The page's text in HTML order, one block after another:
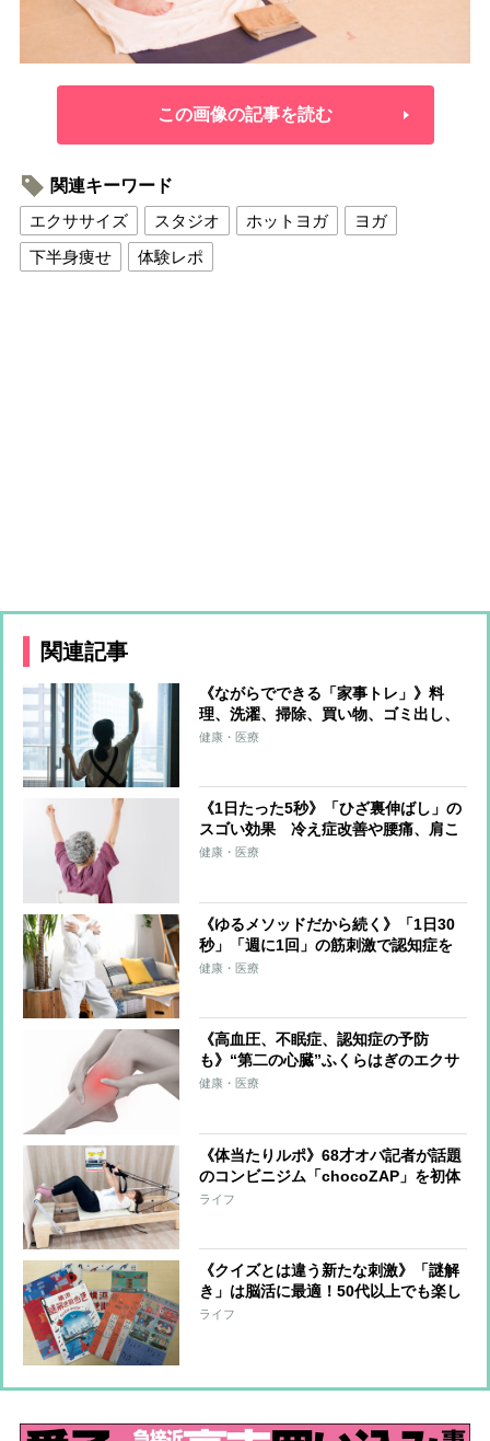
この画像の記事を読む
関連キーワード
エクササイズ
スタジオ ホットヨガ
ヨガ
下半身痩せ
体験レポ
関連記事
《ながらでできる「家事トレ」》料
理、洗濯、掃除、買い物、ゴミ出し、
水やり…すべてをエクササイズに！ト
健康・医療
《1日たった5秒》「ひざ裏伸ばし」の
スゴい効果 冷え症改善や腰痛、肩こ
り、片頭痛の軽減も
健康・医療
《ゆるメソッドだから続く》「1日30
秒」「週に1回」の筋刺激で認知症を
予防する「30秒スクワット」
健康・医療
《高血圧、不眠症、認知症の予防
も》“第二の心臓”ふくらはぎのエクサ
サイズを医師が伝授！血流改善、筋肉
健康・医療
《体当たりルポ》68才オバ記者が話題
のコンビニジム「chocoZAP」を初体
験！7日間通って見えてきた変化と
ライフ
《クイズとは違う新たな刺激》「謎解
き」は脳活に最適！50代以上でも楽し
める「自宅で謎解き」「謎解き街歩
ライフ